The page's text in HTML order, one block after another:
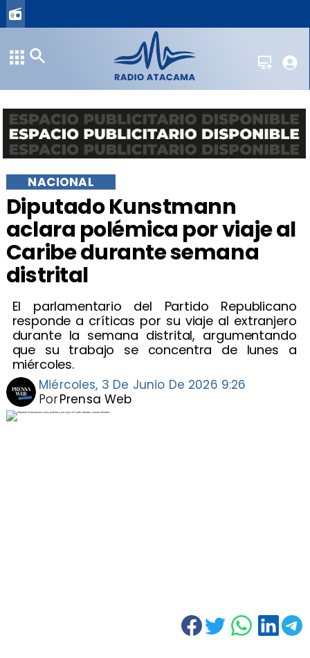
Diputado Kunstmann
aclara polémica por viaje al
Caribe durante semana
distrital
El parlamentario del Partido Republicano
responde a críticas por su viaje al extranjero
durante la semana distrital, argumentando
que su trabajo se concentra de lunes a
miércoles.
NACIONAL
Miércoles, 3 De Junio De 2026 9:26
Prensa Web
Por